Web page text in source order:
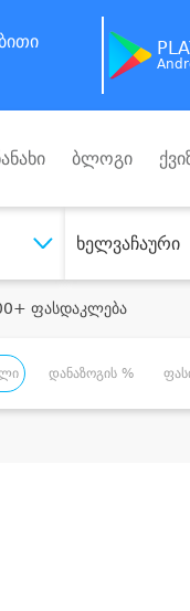
ბლოგი
ხელვაჩაური
ფასდაკლება
დანაზოგის %